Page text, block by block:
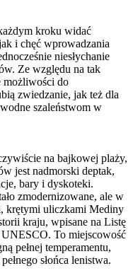
kroku widać
i chęć wprowadzania
niesłychanie
Ze względu na tak
możliwości do
zwiedzanie, jak też dla
szaleństwom w
na bajkowej plaży,
jest nadmorski deptak,
bary i dyskoteki.
zmodernizowane, ale w
krętymi uliczkami Mediny
kraju, wpisane na Listę
To miejscowość
pełnej temperamentu,
słońca lenistwa.